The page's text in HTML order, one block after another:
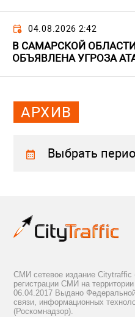
04.08.2026 2:42
В САМАРСКОЙ
ОБЪЯВЛЕНА УГРОЗА
АРХИВ
Выбрать
СМИ сетевое издание Citytraffic
регистрации СМИ на
06.04.2017 Выдано
связи, информационных
(Роскомнадзор).